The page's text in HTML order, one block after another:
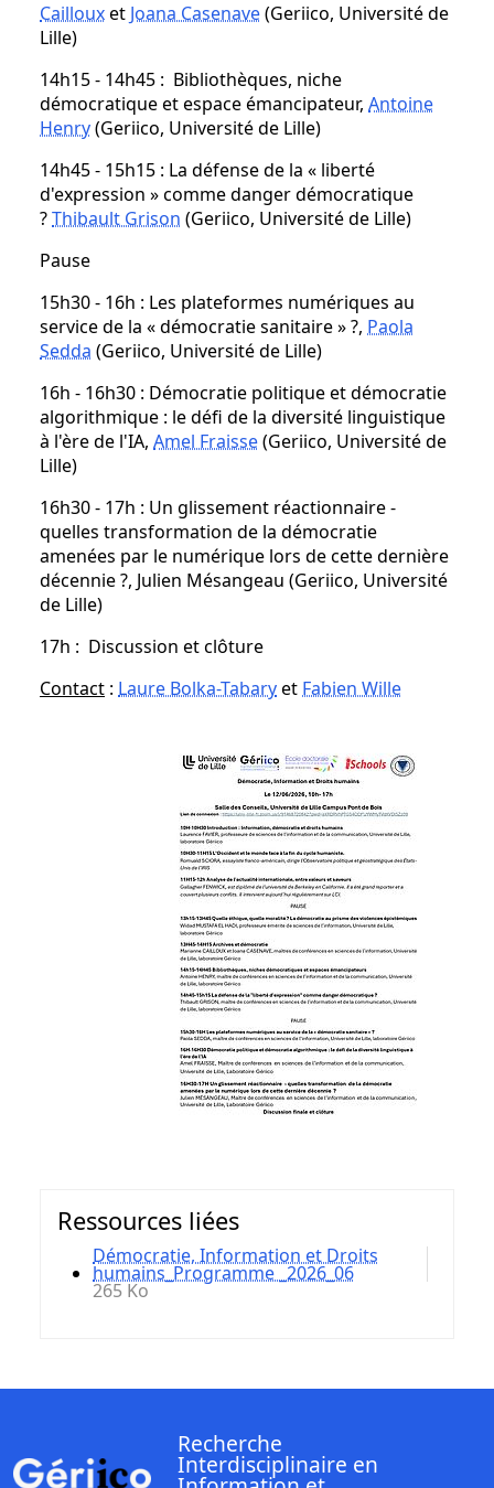
Caillouxet Joana Casenave(Geriico, Université de
Lille)
14h15 - 14h45 : Bibliothèques, niche
démocratique et espace émancipateur, Antoine
Henry(Geriico, Université de Lille)
14h45 - 15h15 : La défense de la « liberté
d'expression » comme danger démocratique
?Thibault Grison (Geriico, Université de Lille)
Pause
15h30 - 16h : Les plateformes numériques au
service de la « démocratie sanitaire » ?, Paola
Sedda (Geriico, Université de Lille)
16h - 16h30 : Démocratie politique et démocratie
algorithmique : le défi de la diversité linguistique
à l'ère de l'IA, Amel Fraisse(Geriico, Université de
Lille)
16h30 - 17h : Un glissement réactionnaire -
quelles transformation de la démocratie
amenées par le numérique lors de cette dernière
décennie ?, Julien Mésangeau (Geriico, Université
de Lille)
17h : Discussion et clôture
Contact : Laure Bolka-Tabaryet Fabien Wille
Ressources liées
Démocratie, Information et Droits
humains_Programme _2026_06
265 Ko
Recherche
Interdisciplinaire en